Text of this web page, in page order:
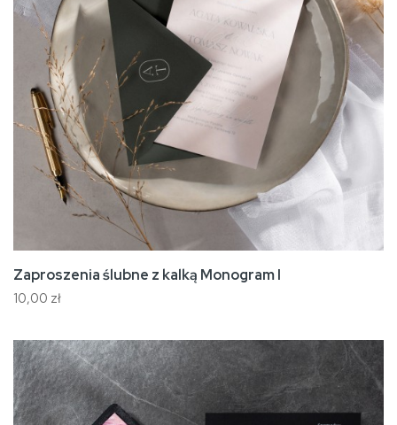
Zaproszenia ślubne z kalką Monogram I
10,00 zł